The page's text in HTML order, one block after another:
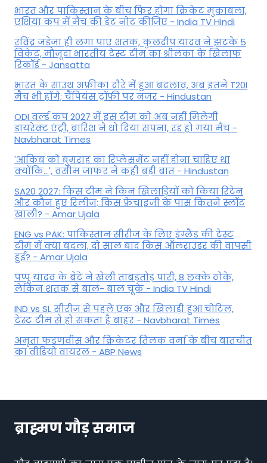
भारत और पाकिस्तान के बीच फिर होगा क्रिकेट मुकाबला,
एशिया कप में मैच की डेट नोट कीजिए - India TV Hindi
रविंद्र जडेजा ही लगा पाए शतक, कुलदीप यादव ने झटके 5
विकेट, मौजूदा भारतीय टेस्ट टीम का श्रीलंका के खिलाफ
रिकॉर्ड - Jansatta
भारत के साउथ अफ्रीका दौरे में हुआ बदलाव, अब इतने T20I
मैच भी होंगे; चैंपियंस ट्रॉफी पर नजर - Hindustan
ODI वर्ल्ड कप 2027 में इस टीम को अब नहीं मिलेगी
डायरेक्ट एंट्री, बारिश ने धो दिया सपना, रद्द हो गया मैच -
Navbharat Times
'आकिब को बुमराह का रिप्लेसमेंट नहीं होना चाहिए था
क्योंकि...', वसीम जाफर ने कही बड़ी बात - Hindustan
SA20 2027: किस टीम ने किन खिलाड़ियों को किया रिटेन
और कौन हुए रिलीज; किस फ्रेंचाइजी के पास कितने स्लॉट
खाली? - Amar Ujala
ENG vs PAK: पाकिस्तान सीरीज के लिए इंग्लैंड की टेस्ट
टीम में क्या बदला, दो साल बाद किस ऑलराउंडर की वापसी
हुई? - Amar Ujala
पप्पू यादव के बेटे ने खेली ताबड़तोड़ पारी, 8 छक्के ठोके,
लेकिन शतक से बाल- बाल चूके - India TV Hindi
IND vs SL सीरीज से पहले एक और खिलाड़ी हुआ चोटिल,
टेस्ट टीम से हो सकता है बाहर - Navbharat Times
अमृता फडणवीस और क्रिकेटर तिलक वर्मा के बीच बातचीत
का वीडियो वायरल - ABP News
ब्राह्मण गौड़ समाज